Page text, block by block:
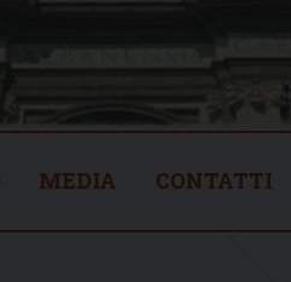
MEDIA CONTATTI